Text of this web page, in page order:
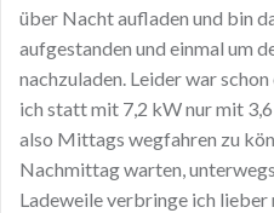
über Nacht aufladen und bin
aufgestanden und einmal um
nachzuladen. Leider war
ich statt mit 7,2 kW nur mit
also Mittags wegfahren zu
Nachmittag warten,
Ladeweile verbringe ich lieber